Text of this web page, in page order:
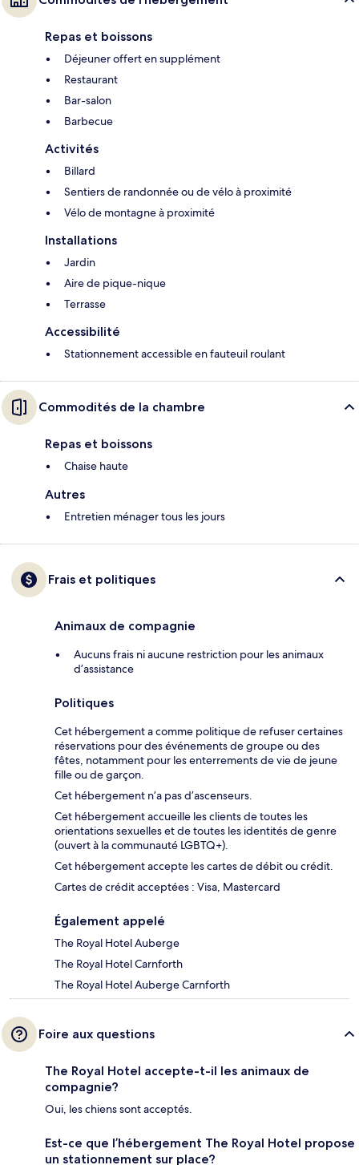
Repas et boissons
Déjeuner offert en supplément
Restaurant
Bar-salon
Barbecue
Activités
Billard
Sentiers de randonnée ou de vélo à proximité
Vélo de montagne à proximité
Installations
Jardin
Aire de pique-nique
Terrasse
Accessibilité
Stationnement accessible en fauteuil roulant
Commodités de la chambre
Repas et boissons
Chaise haute
Autres
Entretien ménager tous les jours
Frais et politiques
Animaux de compagnie
Aucuns frais ni aucune restriction pour les animaux
d’assistance
Politiques
Cet hébergement a comme politique de refuser certaines
réservations pour des événements de groupe ou des
fêtes, notamment pour les enterrements de vie de jeune
fille ou de garçon.
Cet hébergement n’a pas d’ascenseurs.
Cet hébergement accueille les clients de toutes les
orientations sexuelles et de toutes les identités de genre
(ouvert à la communauté LGBTQ+).
Cet hébergement accepte les cartes de débit ou crédit.
Cartes de crédit acceptées : Visa, Mastercard
Également appelé
The Royal Hotel Auberge
The Royal Hotel Carnforth
The Royal Hotel Auberge Carnforth
Foire aux questions
The Royal Hotel accepte-t-il les animaux de
compagnie?
Oui, les chiens sont acceptés.
Est-ce que l’hébergement The Royal Hotel propose
un stationnement sur place?